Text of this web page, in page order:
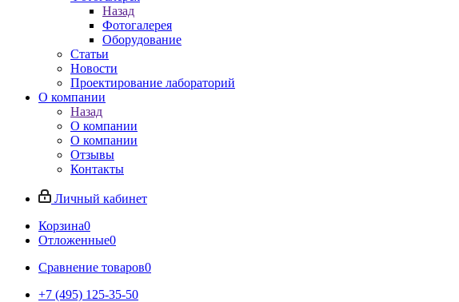
Назад
Фотогалерея
Оборудование
Статьи
Новости
Проектирование лабораторий
О компании
Назад
О компании
О компании
Отзывы
Контакты
Личный кабинет
Корзина0
Отложенные0
Сравнение товаров0
+7 (495) 125-35-50